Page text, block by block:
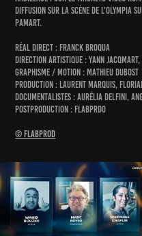
DIFFUSION sur la scène de l'olympia
Pamart.
réal direct : franck broqua
DIRECTION ARTISTIQUE : Yann jacqmart,
graphisme / motion : mathieu dubost
Production : LAURENT MARQUIS,
DOCUMENTALISTes : aurélia delfini,
postproduction : FLABPRDO
© Flabprod